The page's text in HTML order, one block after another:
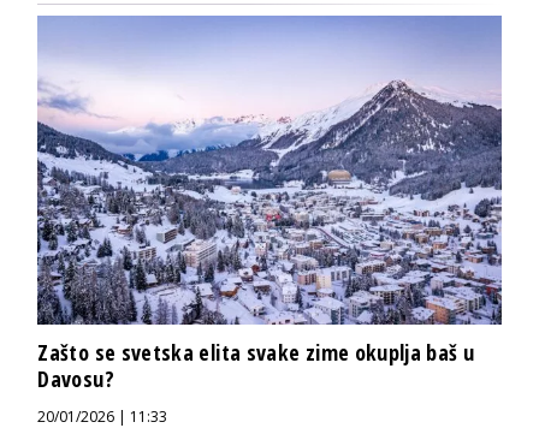
Zašto se svetska elita svake zime okuplja baš u
Davosu?
20/01/2026 | 11:33